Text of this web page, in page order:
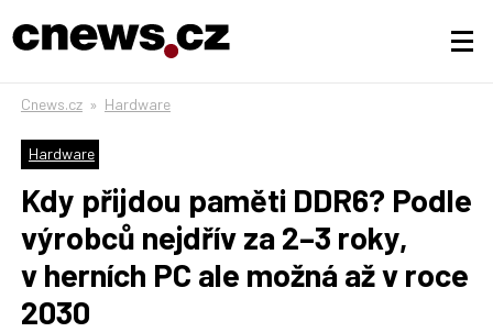
Cnews.cz » Hardware
Hardware
Kdy přijdou paměti DDR6? Podle
výrobců nejdřív za 2–3 roky,
v herních PC ale možná až v roce
2030